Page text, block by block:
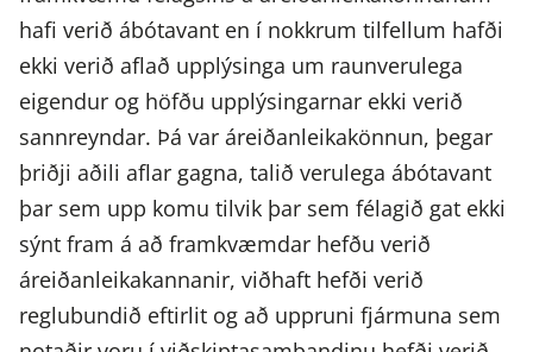
hafi verið ábótavant en í nokkrum tilfellum hafði
ekki verið aflað upplýsinga um raunverulega
eigendur og höfðu upplýsingarnar ekki verið
sannreyndar. Þá var áreiðanleikakönnun, þegar
þriðji aðili aflar gagna, talið verulega ábótavant
þar sem upp komu tilvik þar sem félagið gat ekki
sýnt fram á að framkvæmdar hefðu verið
áreiðanleikakannanir, viðhaft hefði verið
reglubundið eftirlit og að uppruni fjármuna sem